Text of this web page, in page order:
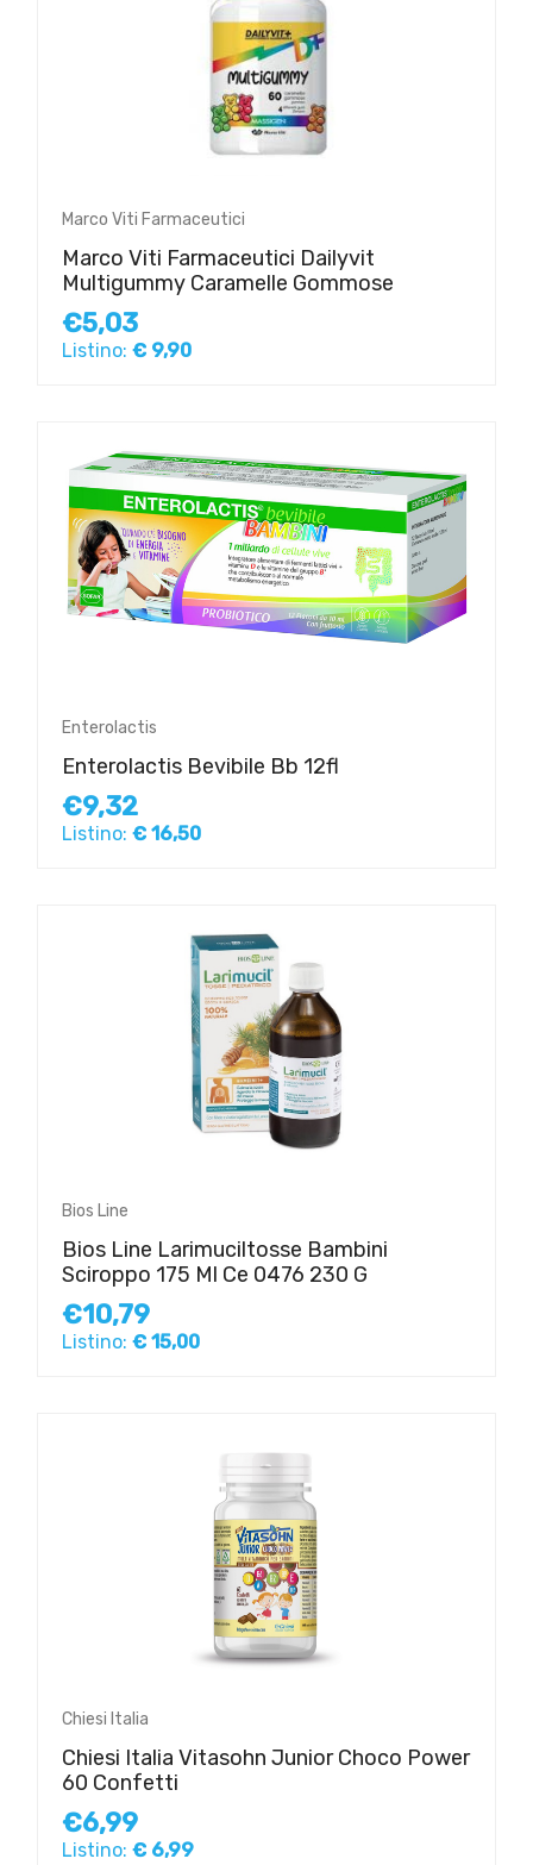
Marco Viti Farmaceutici
Marco Viti Farmaceutici Dailyvit
Multigummy Caramelle Gommose
€5,03
Listino: € 9,90
Enterolactis
Enterolactis Bevibile Bb 12fl
€9,32
Listino: € 16,50
Bios Line
Bios Line Larimuciltosse Bambini
Sciroppo 175 Ml Ce 0476 230 G
€10,79
Listino: € 15,00
Chiesi Italia
Chiesi Italia Vitasohn Junior Choco Power
60 Confetti
€6,99
Listino: € 6,99